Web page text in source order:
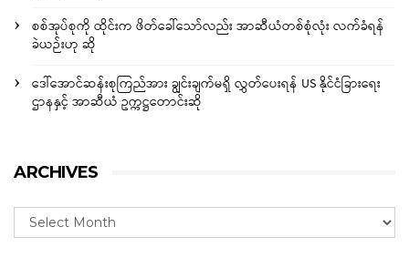
စစ်အုပ်စုကို ထိုင်းက ဖိတ်ခေါ်သော်လည်း အာဆီယံတစ်စုံလုံး လက်ခံရန်
ခဲယဉ်းဟု ဆို
ဒေါ်အောင်ဆန်းစုကြည်အား ချွင်းချက်မရှိ လွှတ်ပေးရန် US နိုင်ငံခြားရေး
ဌာနနှင့် အာဆီယံ ဥက္ကဋ္ဌတောင်းဆို
ARCHIVES